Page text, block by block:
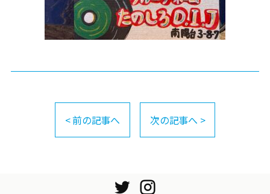
< 前の記事へ 次の記事へ >